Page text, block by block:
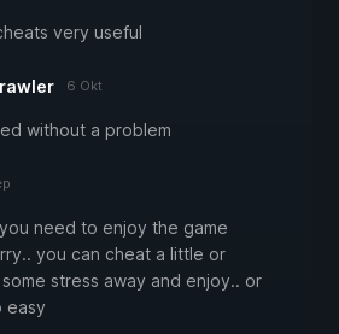
very useful
6 Okt
without a problem
need to enjoy the game
you can cheat a little or
stress away and enjoy.. or
easy